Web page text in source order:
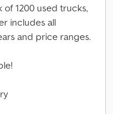
1200 used trucks,
includes all
and price ranges.